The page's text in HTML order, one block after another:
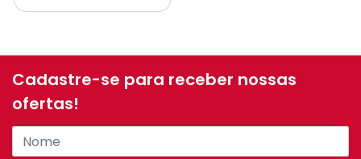
Cadastre-se para receber nossas
ofertas!